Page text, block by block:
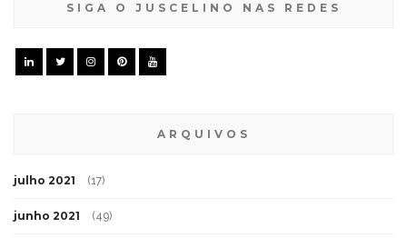
SIGA O JUSCELINO NAS REDES
ARQUIVOS
julho 2021 (17)
junho 2021 (49)